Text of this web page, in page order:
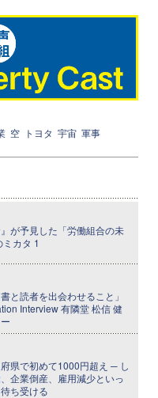
空 トヨタ 宇宙 軍事
』が予見した「労働組合の未
カタ 1
と読者を出会わせること」
Interview 有隣堂 松信 健
県で初めて1000円超え ─ し
企業倒産、雇用減少といっ
ち受ける